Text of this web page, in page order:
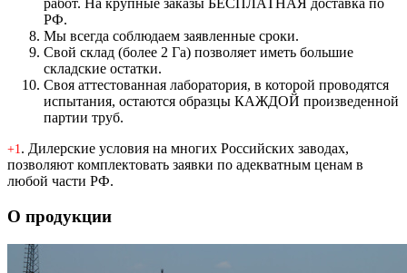
работ. На крупные заказы БЕСПЛАТНАЯ доставка по
РФ.
Мы всегда соблюдаем заявленные сроки.
Свой склад (более 2 Га) позволяет иметь большие
складские остатки.
Своя аттестованная лаборатория, в которой проводятся
испытания, остаются образцы КАЖДОЙ произведенной
партии труб.
+1. Дилерские условия на многих Российских заводах,
позволяют комплектовать заявки по адекватным ценам в
любой части РФ.
О продукции